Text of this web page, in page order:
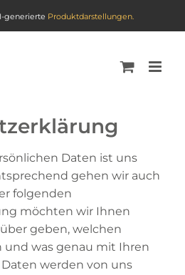
generierte Produktdarstellungen.
Daten ist uns
gehen wir auch
folgenden
möchten wir Ihnen
geben, welchen
und was genau mit Ihren
werden von uns